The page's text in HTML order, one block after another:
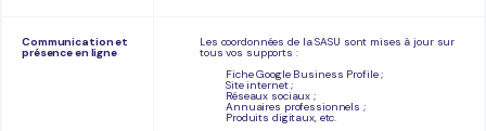
Communication et
présence en ligne
Les coordonnées de la SASU sont mises à jour sur
tous vos supports :
Fiche Google Business Profile ;
Site internet ;
Réseaux sociaux ;
Annuaires professionnels ;
Produits digitaux, etc.